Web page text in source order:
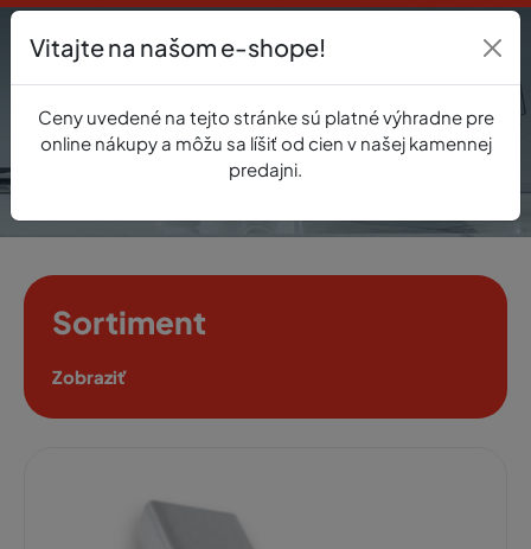
0
Sortiment
Zobraziť
Vitajte na našom e-shope!
Ceny uvedené na tejto stránke sú platné výhradne pre
online nákupy a môžu sa líšiť od cien v našej kamennej
predajni.